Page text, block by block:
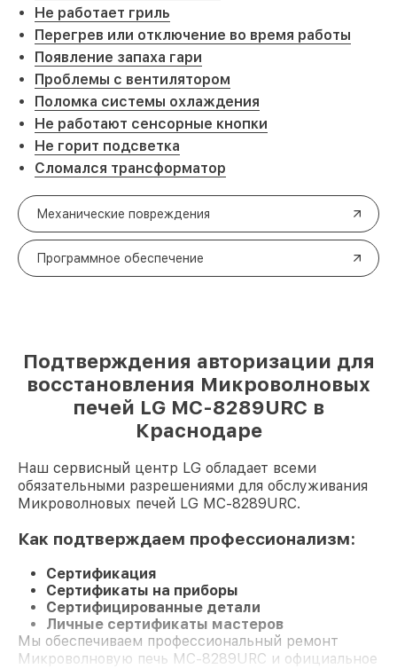
Не работает гриль
Перегрев или отключение во время работы
Появление запаха гари
Проблемы с вентилятором
Поломка системы охлаждения
Не работают сенсорные кнопки
Не горит подсветка
Сломался трансформатор
Механические повреждения
Программное обеспечение
Подтверждения авторизации для
восстановления Микроволновых
печей LG MC-8289URC в
Краснодаре
Наш сервисный центр LG обладает всеми
обязательными разрешениями для обслуживания
Микроволновых печей LG MC-8289URC.
Как подтверждаем профессионализм:
Сертификация
Сертификаты на приборы
Сертифицированные детали
Личные сертификаты мастеров
Мы обеспечиваем профессиональный ремонт
Микроволновую печь MC-8289URC и официальное